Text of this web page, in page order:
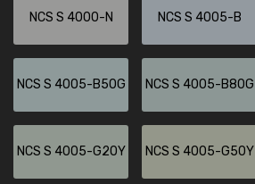
NCS S 4000-N NCS S 4005-B
NCS S 4005-B50G NCS S 4005-B80G
NCS S 4005-G20Y NCS S 4005-G50Y